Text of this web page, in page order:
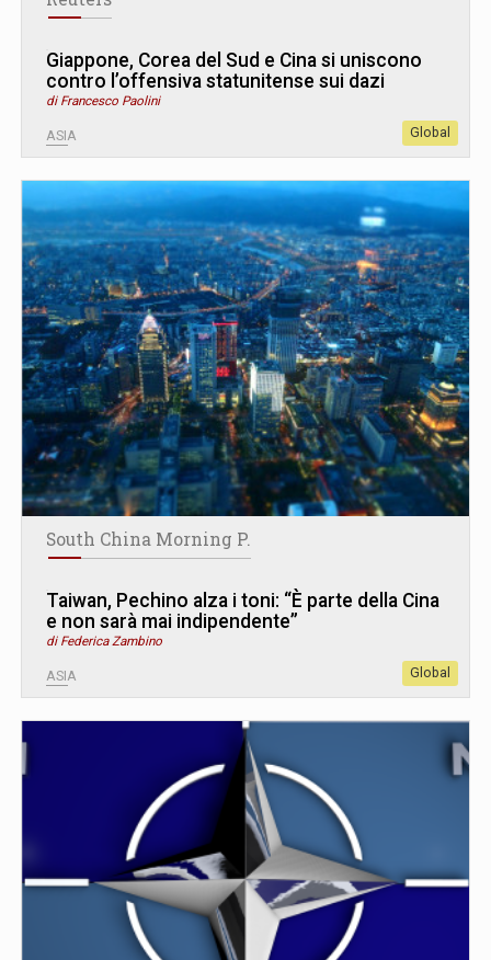
Giappone, Corea del Sud e Cina si uniscono
contro l’offensiva statunitense sui dazi
di Francesco Paolini
ASIA Global
South China Morning P.
Taiwan, Pechino alza i toni: “È parte della Cina
e non sarà mai indipendente”
di Federica Zambino
ASIA Global